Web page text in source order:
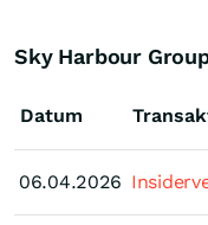
Sky Harbour
Datum
06.04.2026
06.04.2026